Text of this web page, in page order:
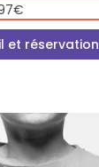
et réservation